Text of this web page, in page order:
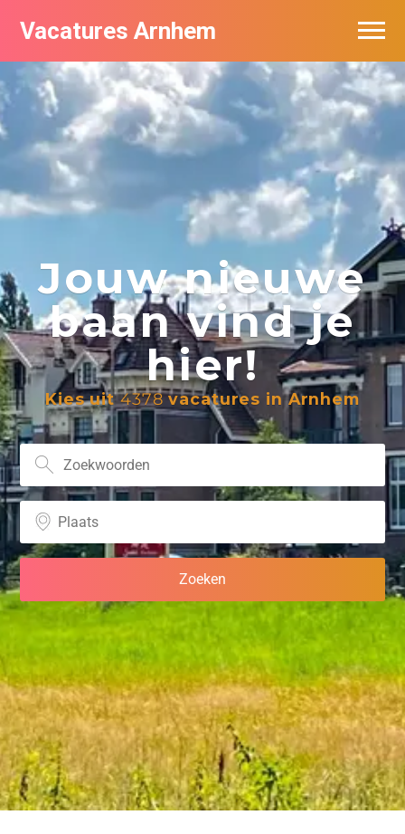
Vacatures Arnhem
Jouw nieuwe
baan vind je
hier!
Kies uit4378vacatures in Arnhem
Vacatures per bedrijf in Arnhem
Nieuwsbrief feed